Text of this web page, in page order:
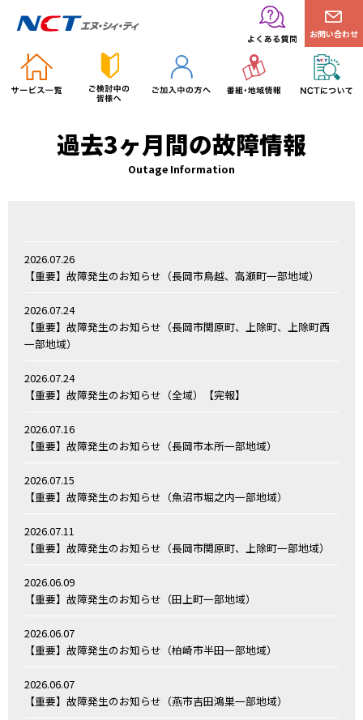
お問い合わせ
過去3ヶ月間の故障情報
Outage Information
2026.07.26
【重要】故障発生のお知らせ（長岡市鳥越、高瀬町一部地域）
2026.07.24
【重要】故障発生のお知らせ（長岡市関原町、上除町、上除町西
一部地域）
2026.07.24
【重要】故障発生のお知らせ（全域）【完報】
2026.07.16
【重要】故障発生のお知らせ（長岡市本所一部地域）
2026.07.15
【重要】故障発生のお知らせ（魚沼市堀之内一部地域）
2026.07.11
【重要】故障発生のお知らせ（長岡市関原町、上除町一部地域）
2026.06.09
【重要】故障発生のお知らせ（田上町一部地域）
2026.06.07
【重要】故障発生のお知らせ（柏崎市半田一部地域）
2026.06.07
【重要】故障発生のお知らせ（燕市吉田鴻巣一部地域）